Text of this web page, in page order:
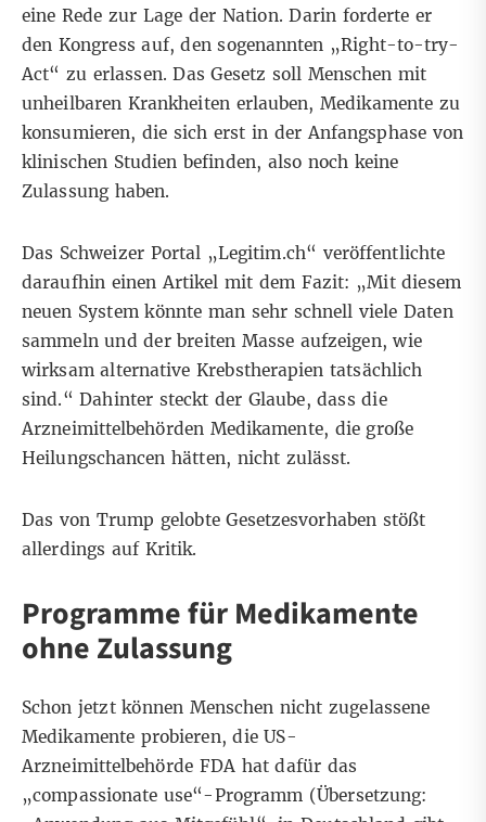
eine Rede zur Lage der Nation. Darin forderte er
den Kongress auf, den sogenannten „Right-to-try-
Act“ zu erlassen. Das Gesetz soll Menschen mit
unheilbaren Krankheiten erlauben, Medikamente zu
konsumieren, die sich erst in der Anfangsphase von
klinischen Studien befinden, also noch keine
Zulassung haben.
Das Schweizer Portal „Legitim.ch“ veröffentlichte
daraufhin einenArtikel mit dem Fazit: „Mit diesem
neuen System könnte man sehr schnell viele Daten
sammeln und der breiten Masse aufzeigen, wie
wirksam alternative Krebstherapien tatsächlich
sind.“ Dahinter steckt der Glaube, dass die
Arzneimittelbehörden Medikamente, die große
Heilungschancen hätten, nicht zulässt.
Das von Trump gelobte Gesetzesvorhaben stößt
allerdings auf Kritik.
Programme für Medikamente
ohne Zulassung
Schon jetzt können Menschen nicht zugelassene
Medikamente probieren, die US-
Arzneimittelbehörde FDA hat dafür das
„compassionate use“-Programm (Übersetzung: